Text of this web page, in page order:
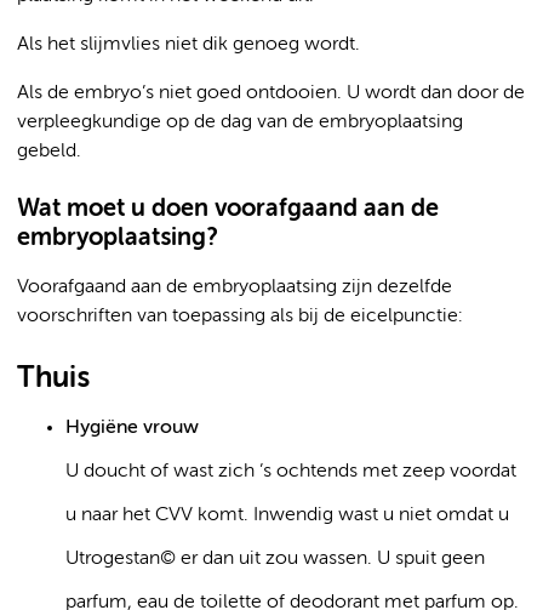
Als het slijmvlies niet dik genoeg wordt.
Als de embryo’s niet goed ontdooien. U wordt dan door de
verpleegkundige op de dag van de embryoplaatsing
gebeld.
Wat moet u doen voorafgaand aan de
embryoplaatsing?
Voorafgaand aan de embryoplaatsing zijn dezelfde
voorschriften van toepassing als bij de eicelpunctie:
Thuis
Hygiëne vrouw
U doucht of wast zich ’s ochtends met zeep voordat
u naar het CVV komt. Inwendig wast u niet omdat u
Utrogestan© er dan uit zou wassen. U spuit geen
parfum, eau de toilette of deodorant met parfum op.